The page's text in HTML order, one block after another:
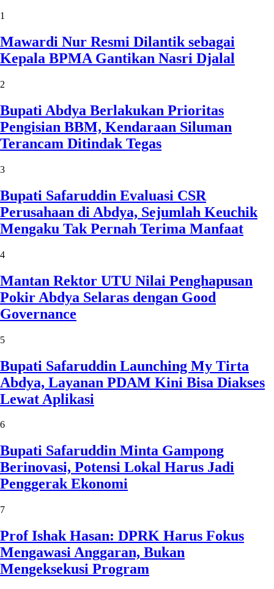
1
Mawardi Nur Resmi Dilantik sebagai
Kepala BPMA Gantikan Nasri Djalal
2
Bupati Abdya Berlakukan Prioritas
Pengisian BBM, Kendaraan Siluman
Terancam Ditindak Tegas
3
Bupati Safaruddin Evaluasi CSR
Perusahaan di Abdya, Sejumlah Keuchik
Mengaku Tak Pernah Terima Manfaat
4
Mantan Rektor UTU Nilai Penghapusan
Pokir Abdya Selaras dengan Good
Governance
5
Bupati Safaruddin Launching My Tirta
Abdya, Layanan PDAM Kini Bisa Diakses
Lewat Aplikasi
6
Bupati Safaruddin Minta Gampong
Berinovasi, Potensi Lokal Harus Jadi
Penggerak Ekonomi
7
Prof Ishak Hasan: DPRK Harus Fokus
Mengawasi Anggaran, Bukan
Mengeksekusi Program